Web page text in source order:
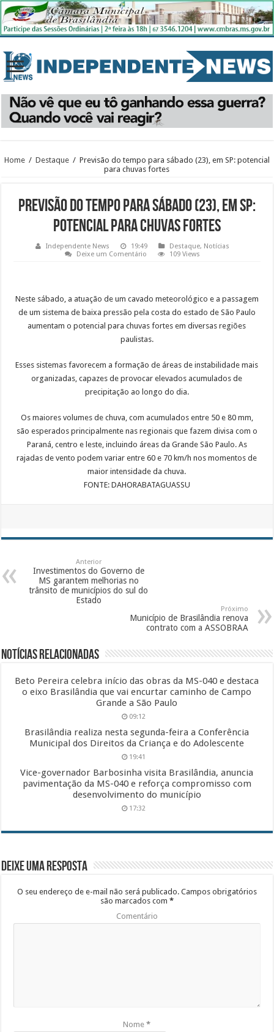
Home / Destaque / Previsão do tempo para sábado (23), em SP: potencial
para chuvas fortes
Previsão do tempo para sábado (23), em SP:
potencial para chuvas fortes
Independente News 19:49 Destaque, Notícias
Deixe um Comentário
109 Views
Neste sábado, a atuação de um cavado meteorológico e a passagem
de um sistema de baixa pressão pela costa do estado de São Paulo
aumentam o potencial para chuvas fortes em diversas regiões
paulistas.
Esses sistemas favorecem a formação de áreas de instabilidade mais
organizadas, capazes de provocar elevados acumulados de
precipitação ao longo do dia.
Os maiores volumes de chuva, com acumulados entre 50 e 80 mm,
são esperados principalmente nas regionais que fazem divisa com o
Paraná, centro e leste, incluindo áreas da Grande São Paulo. As
rajadas de vento podem variar entre 60 e 70 km/h nos momentos de
maior intensidade da chuva.
FONTE: DAHORABATAGUASSU
Anterior
Investimentos do Governo de
MS garantem melhorias no
trânsito de municípios do sul do
Estado
Próximo
Município de Brasilândia renova
contrato com a ASSOBRAA
Notícias Relacionadas
Beto Pereira celebra início das obras da MS-040 e destaca
o eixo Brasilândia que vai encurtar caminho de Campo
Grande a São Paulo
09:12
Brasilândia realiza nesta segunda-feira a Conferência
Municipal dos Direitos da Criança e do Adolescente
19:41
Vice-governador Barbosinha visita Brasilândia, anuncia
pavimentação da MS-040 e reforça compromisso com
desenvolvimento do município
17:32
Deixe uma resposta
O seu endereço de e-mail não será publicado.Campos obrigatórios
são marcados com *
Comentário
Nome*